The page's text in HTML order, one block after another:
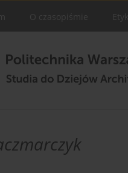
O czasopiśmie